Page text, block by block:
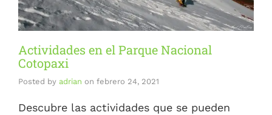
Actividades en el Parque Nacional
Cotopaxi
Posted by adrian on febrero 24, 2021
Descubre las actividades que se pueden